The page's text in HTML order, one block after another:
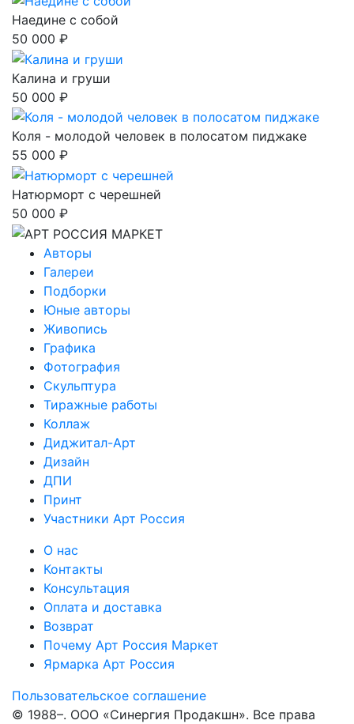
Наедине с собой
50 000 ₽
Калина и груши
50 000 ₽
Коля - молодой человек в полосатом пиджаке
55 000 ₽
Натюрморт с черешней
50 000 ₽
Авторы
Галереи
Подборки
Юные авторы
Живопись
Графика
Фотография
Скульптура
Тиражные работы
Коллаж
Диджитал-Арт
Дизайн
ДПИ
Принт
Участники Арт Россия
О нас
Контакты
Консультация
Оплата и доставка
Возврат
Почему Арт Россия Маркет
Ярмарка Арт Россия
Пользовательское соглашение
© 1988–. ООО «Синергия Продакшн». Все права